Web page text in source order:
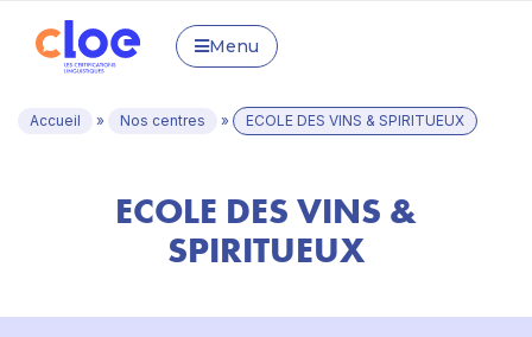
Menu
Accueil » Nos centres » ECOLE DES VINS & SPIRITUEUX
ECOLE DES VINS &
SPIRITUEUX